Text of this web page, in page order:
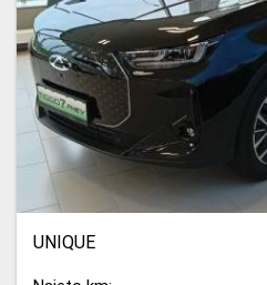
UNIQUE